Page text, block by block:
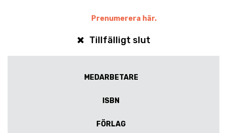
Prenumerera här.
Tillfälligt slut
MEDARBETARE
ISBN
FÖRLAG